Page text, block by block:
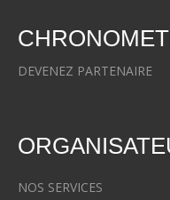
DEVENEZ PARTENAIRE
NOS SERVICES